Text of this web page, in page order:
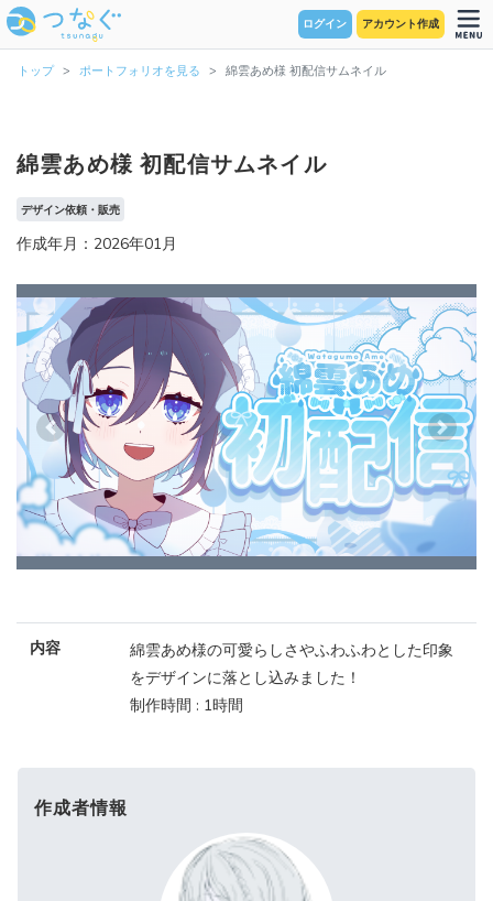
ログイン アカウント作成
トップ ポートフォリオを見る 綿雲あめ様 初配信サムネイル
綿雲あめ様 初配信サムネイル
デザイン依頼・販売
作成年月：2026年01月
Previous Next
内容
綿雲あめ様の可愛らしさやふわふわとした印象
をデザインに落とし込みました！
制作時間 : 1時間
作成者情報